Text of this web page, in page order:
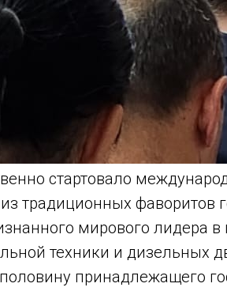
стартовало
традиционных фаворитов
мирового лидера в
техники и дизельных
принадлежащего